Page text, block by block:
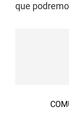
que